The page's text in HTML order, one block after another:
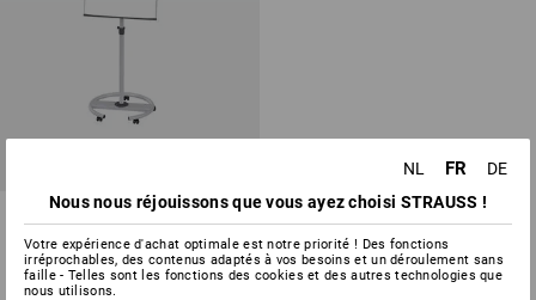
Flipchart mobile
1 couleur
à p. de € 134,29
NL FR
DE
Nous nous réjouissons que vous ayez choisi STRAUSS !
Votre expérience d'achat optimale est notre priorité ! Des fonctions
irréprochables, des contenus adaptés à vos besoins et un déroulement sans
faille - Telles sont les fonctions des cookies et des autres technologies que
nous utilisons.